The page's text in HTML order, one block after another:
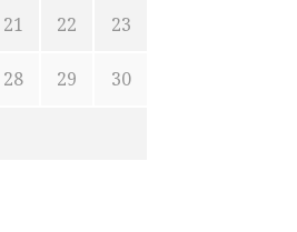
21 22 23
28 29 30